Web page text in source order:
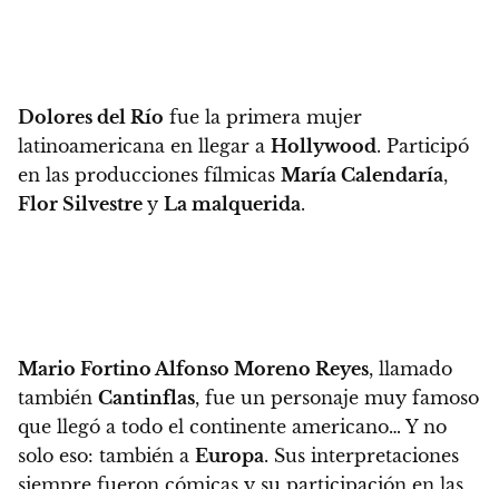
Dolores del Río fue la primera mujer
latinoamericana en llegar a Hollywood. Participó
en las producciones fílmicas María Calendaría,
Flor Silvestre y La malquerida.
Mario Fortino Alfonso Moreno Reyes, llamado
también Cantinflas, fue un personaje muy famoso
que llegó a todo el continente americano… Y no
solo eso: también a Europa. Sus interpretaciones